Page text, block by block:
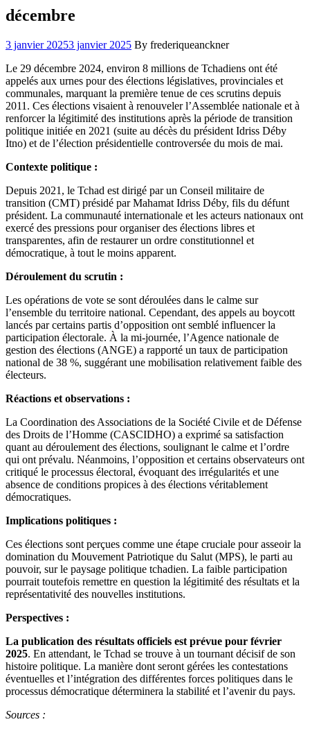
décembre
3 janvier 20253 janvier 2025 By frederiqueanckner
Le 29 décembre 2024, environ 8 millions de Tchadiens ont été
appelés aux urnes pour des élections législatives, provinciales et
communales, marquant la première tenue de ces scrutins depuis
2011. Ces élections visaient à renouveler l’Assemblée nationale et à
renforcer la légitimité des institutions après la période de transition
politique initiée en 2021 (suite au décès du président Idriss Déby
Itno) et de l’élection présidentielle controversée du mois de mai.
Contexte politique :
Depuis 2021, le Tchad est dirigé par un Conseil militaire de
transition (CMT) présidé par Mahamat Idriss Déby, fils du défunt
président. La communauté internationale et les acteurs nationaux ont
exercé des pressions pour organiser des élections libres et
transparentes, afin de restaurer un ordre constitutionnel et
démocratique, à tout le moins apparent.
Déroulement du scrutin :
Les opérations de vote se sont déroulées dans le calme sur
l’ensemble du territoire national. Cependant, des appels au boycott
lancés par certains partis d’opposition ont semblé influencer la
participation électorale. À la mi-journée, l’Agence nationale de
gestion des élections (ANGE) a rapporté un taux de participation
national de 38 %, suggérant une mobilisation relativement faible des
électeurs.
Réactions et observations :
La Coordination des Associations de la Société Civile et de Défense
des Droits de l’Homme (CASCIDHO) a exprimé sa satisfaction
quant au déroulement des élections, soulignant le calme et l’ordre
qui ont prévalu. Néanmoins, l’opposition et certains observateurs ont
critiqué le processus électoral, évoquant des irrégularités et une
absence de conditions propices à des élections véritablement
démocratiques.
Implications politiques :
Ces élections sont perçues comme une étape cruciale pour asseoir la
domination du Mouvement Patriotique du Salut (MPS), le parti au
pouvoir, sur le paysage politique tchadien. La faible participation
pourrait toutefois remettre en question la légitimité des résultats et la
représentativité des nouvelles institutions.
Perspectives :
La publication des résultats officiels est prévue pour février
2025. En attendant, le Tchad se trouve à un tournant décisif de son
histoire politique. La manière dont seront gérées les contestations
éventuelles et l’intégration des différentes forces politiques dans le
processus démocratique déterminera la stabilité et l’avenir du pays.
Sources :